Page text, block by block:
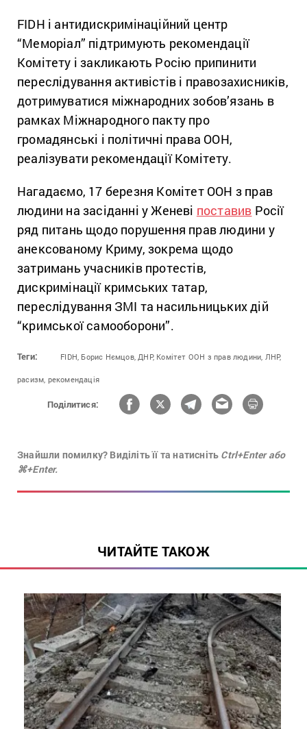
FIDH і антидискримінаційний центр
“Меморіал” підтримують рекомендації
Комітету і закликають Росію припинити
переслідування активістів і правозахисників,
дотримуватися міжнародних зобов’язань в
рамках Міжнародного пакту про
громадянські і політичні права ООН,
реалізувати рекомендації Комітету.
Нагадаємо, 17 березня Комітет ООН з прав
людини на засіданні у Женеві поставив Росії
ряд питань щодо порушення прав людини у
анексованому Криму, зокрема щодо
затримань учасників протестів,
дискримінації кримських татар,
переслідування ЗМІ та насильницьких дій
“кримської самооборони”.
Теги: FIDH, Борис Нємцов, ДНР, Комітет ООН з прав людини, ЛНР,
расизм, рекомендація
Поділитися:
Знайшли помилку? Виділіть її та натисніть Ctrl+Enter або
⌘+Enter.
ЧИТАЙТЕ ТАКОЖ